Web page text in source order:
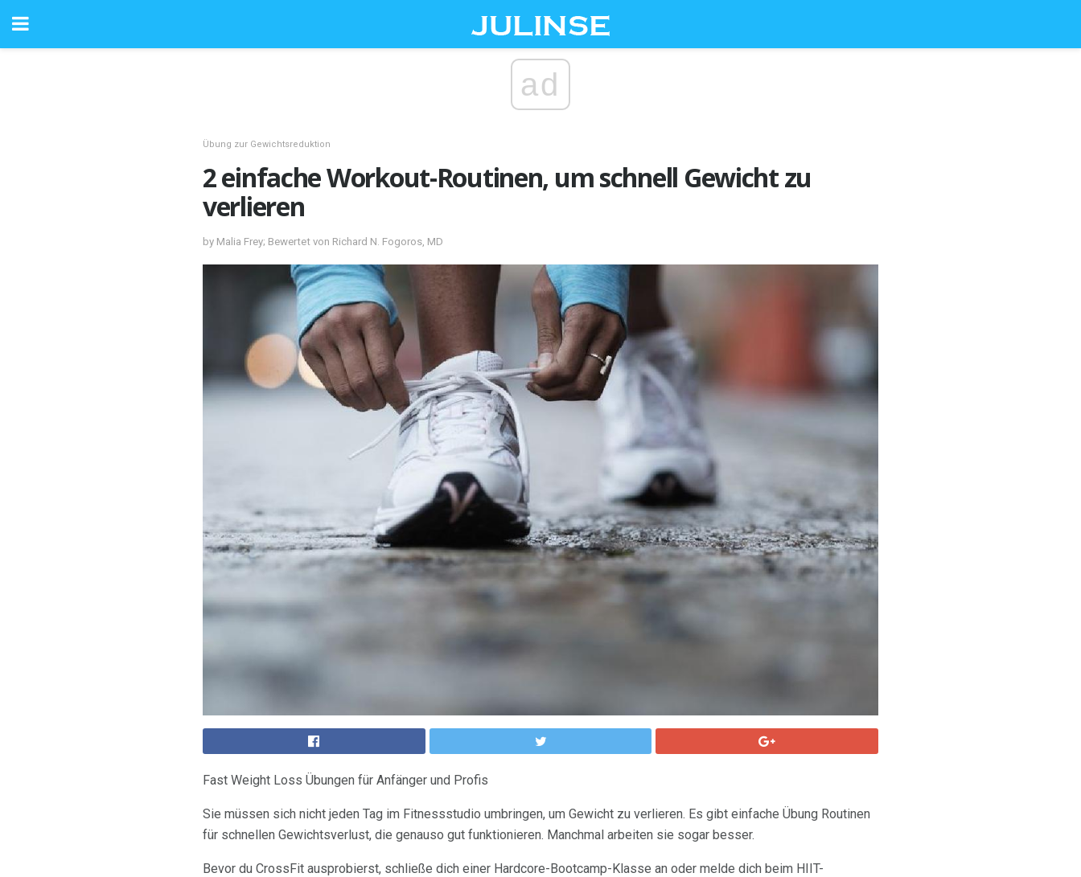
ad
Übung zur Gewichtsreduktion
2 einfache Workout-Routinen, um schnell Gewicht zu
verlieren
by Malia Frey; Bewertet von Richard N. Fogoros, MD
Fast Weight Loss Übungen für Anfänger und Profis
Sie müssen sich nicht jeden Tag im Fitnessstudio umbringen, um Gewicht zu verlieren. Es gibt einfache Übung Routinen
für schnellen Gewichtsverlust, die genauso gut funktionieren. Manchmal arbeiten sie sogar besser.
Bevor du CrossFit ausprobierst, schließe dich einer Hardcore-Bootcamp-Klasse an oder melde dich beim HIIT-